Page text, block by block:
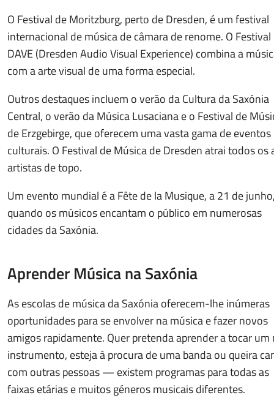
O Festival de Moritzburg, perto de Dresden, é um festival
internacional de música de câmara de renome. O Festival
DAVE (Dresden Audio Visual Experience) combina a
com a arte visual de uma forma especial.
Outros destaques incluem o verão da Cultura da Saxónia
Central, o verão da Música Lusaciana e o Festival de
de Erzgebirge, que oferecem uma vasta gama de eventos
culturais. O Festival de Música de Dresden atrai todos os
artistas de topo.
Um evento mundial é a Fête de la Musique, a 21 de
quando os músicos encantam o público em numerosas
cidades da Saxónia.
Aprender Música na Saxónia
As escolas de música da Saxónia oferecem-lhe inúmeras
oportunidades para se envolver na música e fazer novos
amigos rapidamente. Quer pretenda aprender a tocar um
instrumento, esteja à procura de uma banda ou queira
com outras pessoas — existem programas para todas as
faixas etárias e muitos géneros musicais diferentes.